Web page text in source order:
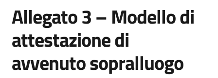
Allegato 3 – Modello di
attestazione di
avvenuto sopralluogo